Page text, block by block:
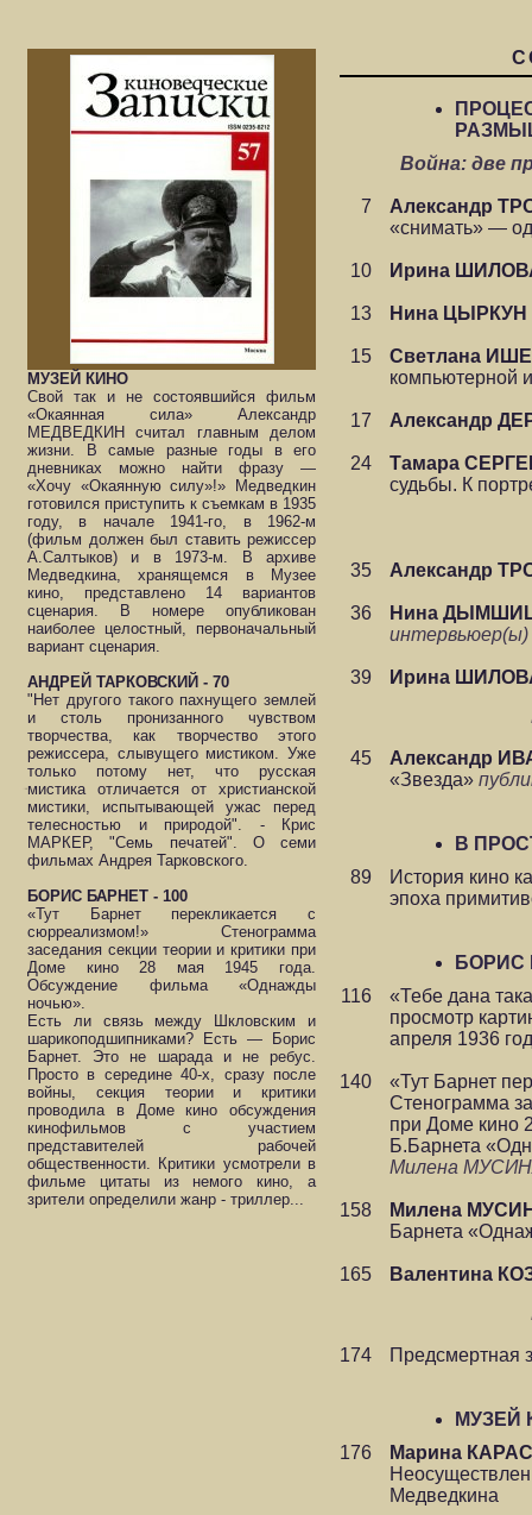
МУЗЕЙ КИНО
Свой так и не состоявшийся фильм
«Окаянная сила» Александр
МЕДВЕДКИН считал главным делом
жизни. В самые разные годы в его
дневниках можно найти фразу —
«Хочу «Окаянную силу»!» Медведкин
готовился приступить к съемкам в 1935
году, в начале 1941-го, в 1962-м
(фильм должен был ставить режиссер
А.Салтыков) и в 1973-м. В архиве
Медведкина, хранящемся в Музее
кино, представлено 14 вариантов
сценария. В номере опубликован
наиболее целостный, первоначальный
вариант сценария.
АНДРЕЙ ТАРКОВСКИЙ - 70
"Нет другого такого пахнущего землей
и столь пронизанного чувством
творчества, как творчество этого
режиссера, слывущего мистиком. Уже
только потому нет, что русская
мистика отличается от христианской
мистики, испытывающей ужас перед
телесностью и природой". - Крис
МАРКЕР, "Семь печатей". О семи
фильмах Андрея Тарковского.
БОРИС БАРНЕТ - 100
«Тут Барнет перекликается с
сюрреализмом!» Стенограмма
заседания секции теории и критики при
Доме кино 28 мая 1945 года.
Обсуждение фильма «Однажды
ночью».
Есть ли связь между Шкловским и
шарикоподшипниками? Есть — Борис
Барнет. Это не шарада и не ребус.
Просто в середине 40-х, сразу после
войны, секция теории и критики
проводила в Доме кино обсуждения
кинофильмов с участием
представителей рабочей
общественности. Критики усмотрели в
фильме цитаты из немого кино, а
зрители определили жанр - триллер...
Война: две
7
Александр
«снимать» —
10 Ирина
13 Нина ЦЫРКУН
15
Светлана
компьютерной
17 Александр
24
Тамара
судьбы. К
35 Александр
36
Нина
39 Ирина
45
Александр
«Звезда»
В
89
История кино
эпоха
БОРИС
116
«Тебе дана
просмотр
апреля 1936
140
«Тут Барнет
Стенограмма
при Доме кино
Б.Барнета
Милена
158
Милена
Барнета
165 Валентина
174 Предсмертная
МУЗЕЙ
176
Марина
Медведкина